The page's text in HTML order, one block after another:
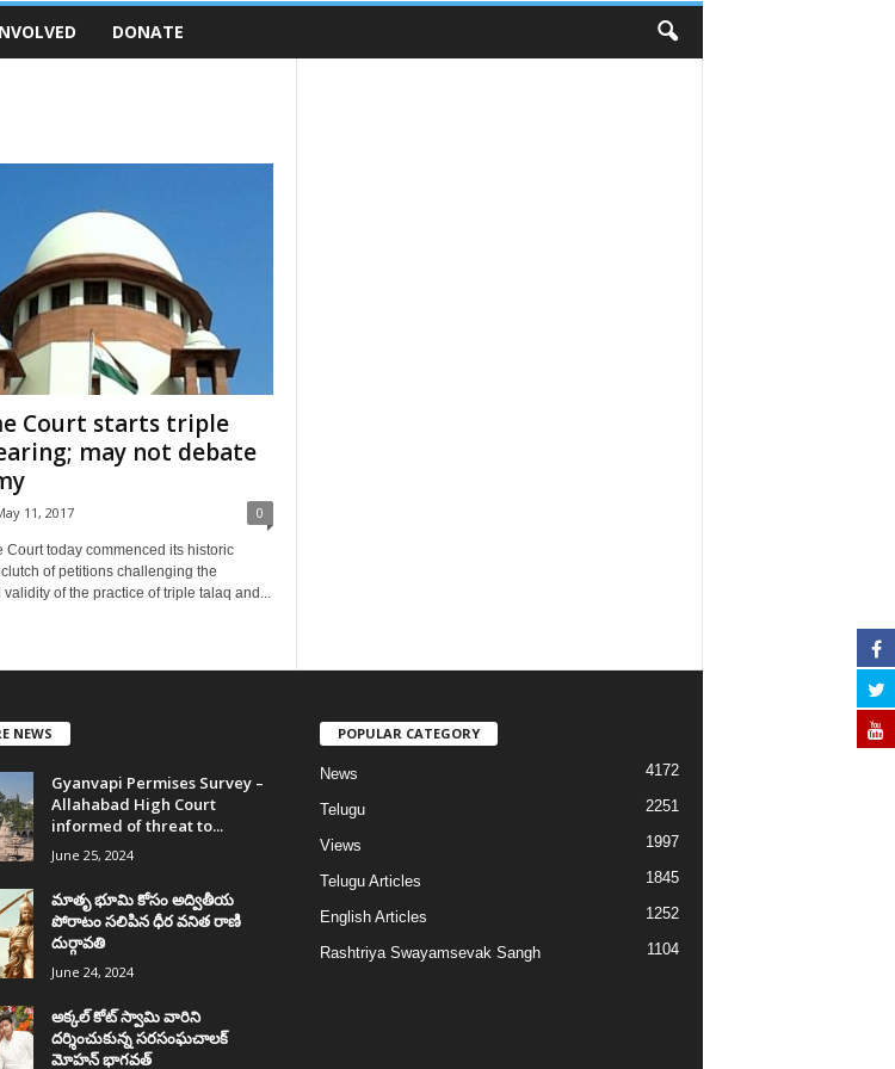
DONATE
Court starts triple
may not debate
11, 2017 0
Court today commenced its historic
of petitions challenging the
of the practice of triple talaq and...
NEWS
Gyanvapi Permises Survey –
Allahabad High Court
informed of threat to...
June 25, 2024
మాతృ భూమి కోసం అద్వితీయ
పోరాటం సలిపిన ధీర వనిత రాణి
దుర్గావతి
June 24, 2024
అక్కల్‌ కోట్‌ స్వామి వారిని
దర్శించుకున్న సరసంఘచాలక్
మోహన్ భాగవత్
POPULAR CATEGORY
News 4172
Telugu 2251
Views 1997
Telugu Articles 1845
English Articles 1252
Rashtriya Swayamsevak Sangh 1104